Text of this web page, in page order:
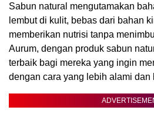
Sabun natural mengutamakan
lembut di kulit, bebas dari bahan
memberikan nutrisi tanpa
Aurum, dengan produk sabun
terbaik bagi mereka yang ingin
dengan cara yang lebih alami dan